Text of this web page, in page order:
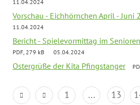
11.04.2024
Vorschau - Eichhörnchen April - Juni
11.04.2024
Bericht - Spielevormittag im
PDF, 279 kB 05.04.2024
Ostergrüße der Kita Pfingstanger
1 ... 13